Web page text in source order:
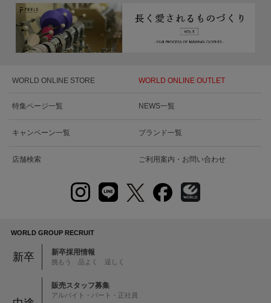
WORLD ONLINE STORE WORLD ONLINE OUTLET
特集ページ一覧 NEWS一覧
キャンペーン一覧 ブランド一覧
店舗検索 ご利用案内・お問い合わせ
WORLD GROUP RECRUIT
新卒 新卒採用情報
挑もう 品よく 逞しく
販売スタッフ募集
アルバイト・パート・正社員